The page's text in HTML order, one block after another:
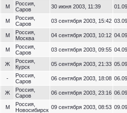
М
Россия,
Саров
30 июня 2003, 11:39
М
Россия,
Саров
03 сентября 2003, 15:42
М
Россия,
Москва
04 сентября 2003, 10:12
М
Россия,
Саров
03 сентября 2003, 09:55
Ж
Россия,
Курск
05 сентября 2003, 21:33
-
Россия,
Саров
06 сентября 2003, 18:08
Ж
Россия,
Саров
06 сентября 2003, 23:16
М
Россия,
Новосибирск 09 сентября 2003, 08:53